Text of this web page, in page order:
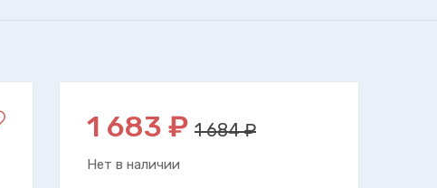
1 683 ₽ 1 684 ₽
Нет в наличии